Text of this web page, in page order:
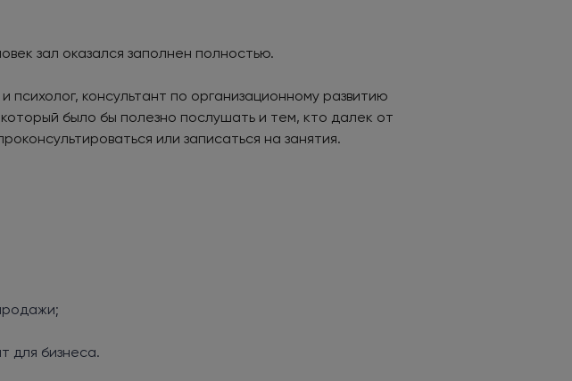
зал оказался заполнен полностью.
консультант по организационному развитию
было бы полезно послушать и тем, кто далек от
или записаться на занятия.
для бизнеса.